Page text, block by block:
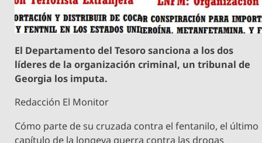
El Departamento del Tesoro sanciona a los dos
líderes de la organización criminal, un tribunal de
Georgia los imputa.
Redacción El Monitor
Cómo parte de su cruzada contra el fentanilo, el último
capítulo de la longeva guerra contra las drogas